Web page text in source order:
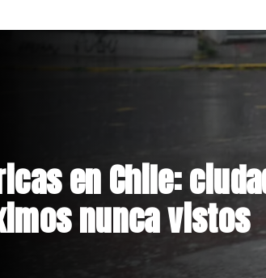
Vozinha en Colo
y Contrato